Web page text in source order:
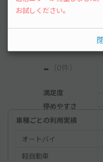
まだレビューがあり
う。
- （0件）
満足度 -
停めやすさ
-
車種ごとの利用実績
オートバイ
軽自動車
お試しください。